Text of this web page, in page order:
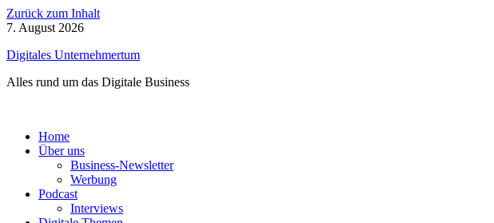
Zurück zum Inhalt
7. August 2026
Digitales Unternehmertum
Alles rund um das Digitale Business
Home
Über uns
Business-Newsletter
Werbung
Podcast
Interviews